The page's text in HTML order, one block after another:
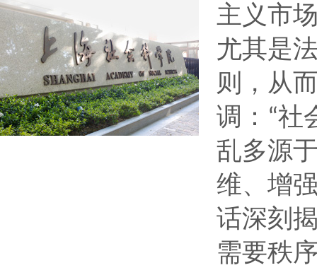
主义市
尤其是
则，从
调： “社
乱多源
维、增
话深刻
需要秩